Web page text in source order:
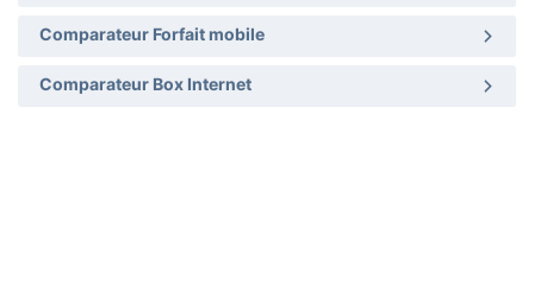
Comparateur Forfait mobile
Comparateur Box Internet